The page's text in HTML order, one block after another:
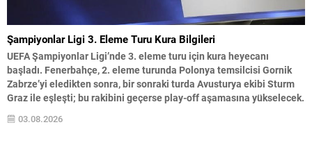
Şampiyonlar Ligi 3. Eleme Turu Kura Bilgileri
UEFA Şampiyonlar Ligi’nde 3. eleme turu için kura heyecanı
başladı. Fenerbahçe, 2. eleme turunda Polonya temsilcisi Gornik
Zabrze’yi eledikten sonra, bir sonraki turda Avusturya ekibi Sturm
Graz ile eşleşti; bu rakibini geçerse play-off aşamasına yükselecek.
İsviçre’nin Nyon kentindeki UEFA Genel Merkezi’nde...
03.08.2026